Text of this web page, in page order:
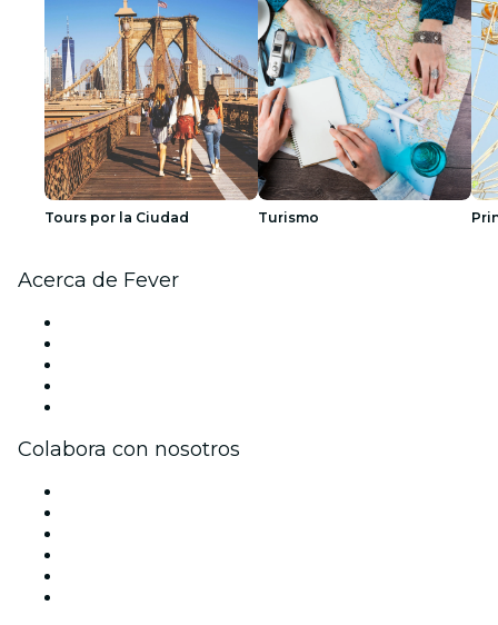
Tours por la Ciudad Turismo
Acerca de Fever
Colabora con nosotros